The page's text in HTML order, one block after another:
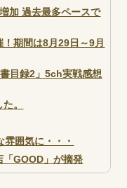
加 過去最多ペースで
期間は8月29日～9月
目録2」5ch実戦感想
。
雰囲気に・・・
「GOOD」が摘発